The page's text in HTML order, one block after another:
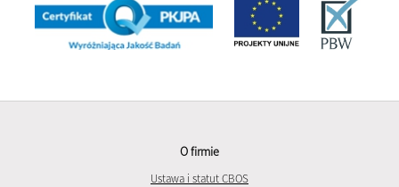
O firmie
Ustawa i statut CBOS